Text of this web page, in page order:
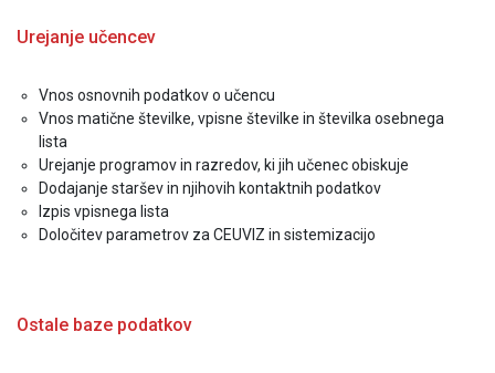
Urejanje učencev
Vnos osnovnih podatkov o učencu
Vnos matične številke, vpisne številke in številka osebnega
lista
Urejanje programov in razredov, ki jih učenec obiskuje
Dodajanje staršev in njihovih kontaktnih podatkov
Izpis vpisnega lista
Določitev parametrov za CEUVIZ in sistemizacijo
Ostale baze podatkov